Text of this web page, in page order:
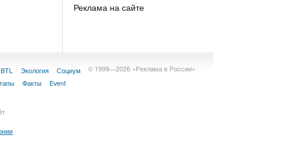
Реклама на сайте
© 1999—2026 «Реклама в России»
BTL Экология
Социум
Факты
Event